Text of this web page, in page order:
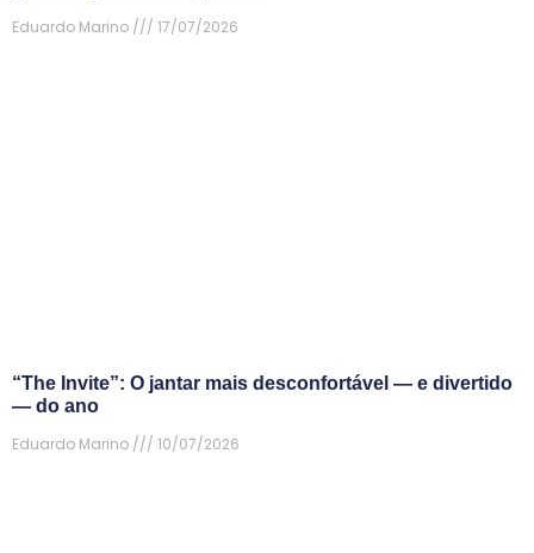
Eduardo Marino
17/07/2026
“The Invite”: O jantar mais desconfortável — e divertido
— do ano
Eduardo Marino
10/07/2026